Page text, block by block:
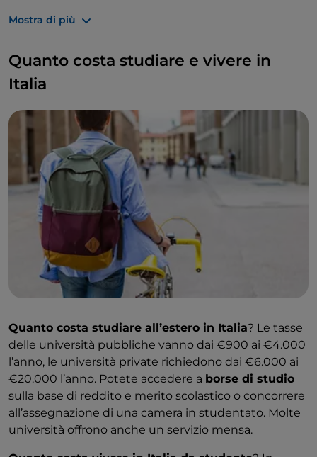
proseguire con la laurea magistrale (2 anni), un
Mostra di più
Quanto costa studiare e vivere in
Italia
Quanto costa studiare all’estero in Italia? Le tasse
delle università pubbliche vanno dai €900 ai €4.000
l’anno, le università private richiedono dai €6.000 ai
€20.000 l’anno. Potete accedere a borse di studio
sulla base di reddito e merito scolastico o concorrere
all’assegnazione di una camera in studentato. Molte
università offrono anche un servizio mensa.